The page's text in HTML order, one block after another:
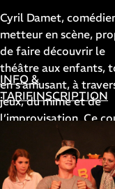
Cyril Damet,
metteur en scène,
de faire découvrir le
théâtre aux enfants,
en s’amusant, à
jeux, du mime et de
l’improvisation. Ce
se déroule dans notre
petite salle de
A la fin de l’année, les
INFO &
TARIFINSCRIPTION